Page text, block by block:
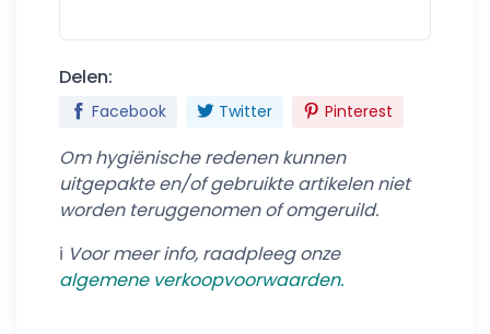
Delen:
Facebook Twitter Pinterest
Om hygiënische redenen kunnen
uitgepakte en/of gebruikte artikelen niet
worden teruggenomen of omgeruild.
ℹ️ Voor meer info, raadpleeg onze
algemene verkoopvoorwaarden.